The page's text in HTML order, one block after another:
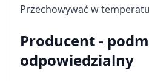
Przechowywać w
Producent -
odpowiedzialny
Pomiar efektywności treści
Rozumienie odbiorców dzięki